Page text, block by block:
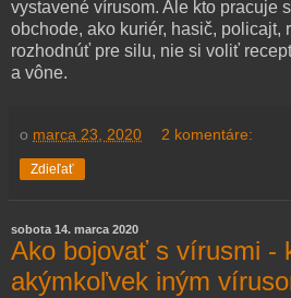
vystavené vírusom. Ale kto pracuje
obchode, ako kuriér, hasič, policajt,
rozhodnúť pre silu, nie si voliť
a vône.
o marca 23, 2020 2 komentáre:
Zdieľať
sobota 14. marca 2020
Ako bojovať s vírusmi -
akýmkoľvek iným